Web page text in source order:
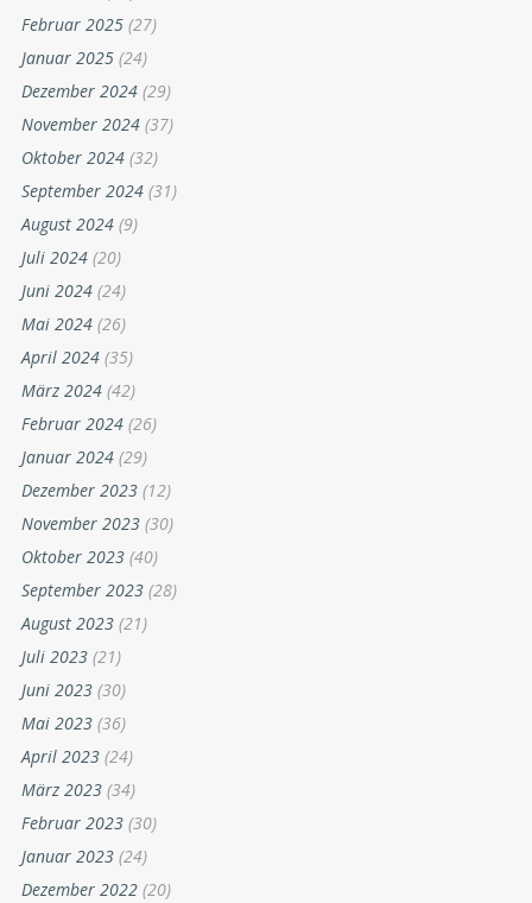
Februar 2025 (27)
Januar 2025 (24)
Dezember 2024 (29)
November 2024 (37)
Oktober 2024 (32)
September 2024 (31)
August 2024 (9)
Juli 2024 (20)
Juni 2024 (24)
Mai 2024 (26)
April 2024 (35)
März 2024 (42)
Februar 2024 (26)
Januar 2024 (29)
Dezember 2023 (12)
November 2023 (30)
Oktober 2023 (40)
September 2023 (28)
August 2023 (21)
Juli 2023 (21)
Juni 2023 (30)
Mai 2023 (36)
April 2023 (24)
März 2023 (34)
Februar 2023 (30)
Januar 2023 (24)
Dezember 2022 (20)